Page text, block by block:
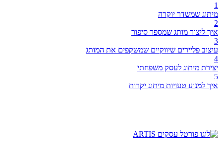
1
מיתוג שמשדר יוקרה
2
איך ליצור מותג שמספר סיפור
3
עיצוב פליירים שיווקיים שמשקפים את המותג
4
יצירת מיתוג לעסק משפחתי
5
איך למנוע טעויות מיתוג יקרות